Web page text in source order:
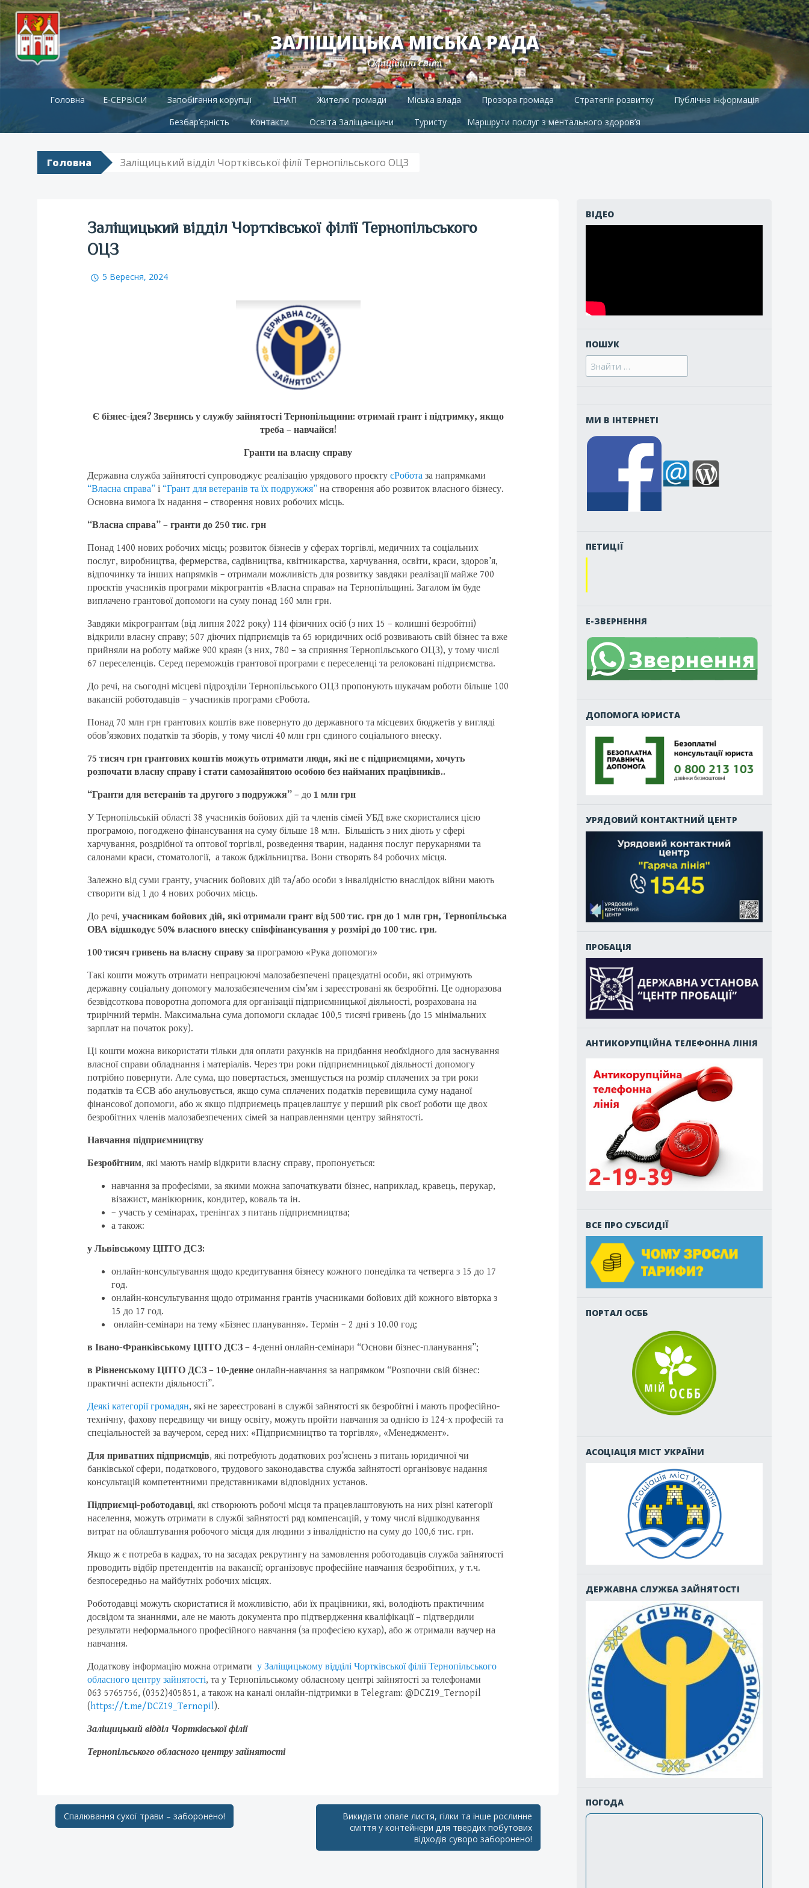
ЗАЛІЩИЦЬКА МІСЬКА РАДА
Офіційний сайт
Головна E-СЕРВІСИ Запобігання корупції ЦНАП Жителю громади Міська влада Прозора громада Стратегія розвитку
Публічна інформація
Безбар’єрність
Контакти Освіта Заліщанщини Туристу Маршрути послуг з ментального здоров’я
Головна Заліщицький відділ Чортківської філії Тернопільського ОЦЗ
Заліщицький відділ Чортківської філії Тернопільського
ОЦЗ
5 Вересня, 2024
Є бізнес-ідея? Звернись у службу зайнятості Тернопільщини: отримай грант і підтримку, якщо
треба – навчайся!
Гранти на власну справу
Державна служба зайнятості супроводжує реалізацію урядового проєкту єРобота за напрямками
“Власна справа” і “Грант для ветеранів та їх подружжя” на створення або розвиток власного бізнесу.
Основна вимога їх надання – створення нових робочих місць.
“Власна справа” – гранти до 250 тис. грн
Понад 1400 нових робочих місць; розвиток бізнесів у сферах торгівлі, медичних та соціальних
послуг, виробництва, фермерства, садівництва, квітникарства, харчування, освіти, краси, здоров’я,
відпочинку та інших напрямків – отримали можливість для розвитку завдяки реалізації майже 700
проєктів учасників програми мікрогрантів «Власна справа» на Тернопільщині. Загалом їм буде
виплачено грантової допомоги на суму понад 160 млн грн.
Завдяки мікрогрантам (від липня 2022 року) 114 фізичних осіб (з них 15 – колишні безробітні)
відкрили власну справу; 507 діючих підприємців та 65 юридичних осіб розвивають свій бізнес та вже
прийняли на роботу майже 900 краян (з них, 780 – за сприяння Тернопільського ОЦЗ), у тому числі
67 переселенців. Серед переможців грантової програми є переселенці та релоковані підприємства.
До речі, на сьогодні місцеві підрозділи Тернопільського ОЦЗ пропонують шукачам роботи більше 100
вакансій роботодавців – учасників програми єРобота.
Понад 70 млн грн грантових коштів вже повернуто до державного та місцевих бюджетів у вигляді
обов’язкових податків та зборів, у тому числі 40 млн грн єдиного соціального внеску.
75 тисяч грн грантових коштів можуть отримати люди, які не є підприємцями, хочуть
розпочати власну справу і стати самозайнятою особою без найманих працівників..
“Гранти для ветеранів та другого з подружжя” – до 1 млн грн
У Тернопільській області 38 учасників бойових дій та членів сімей УБД вже скористалися цією
програмою, погоджено фінансування на суму більше 18 млн. Більшість з них діють у сфері
харчування, роздрібної та оптової торгівлі, розведення тварин, надання послуг перукарнями та
салонами краси, стоматології, а також бджільництва. Вони створять 84 робочих місця.
Залежно від суми гранту, учасник бойових дій та/або особи з інвалідністю внаслідок війни мають
створити від 1 до 4 нових робочих місць.
До речі, учасникам бойових дій, які отримали грант від 500 тис. грн до 1 млн грн, Тернопільська
ОВА відшкодує 50% власного внеску співфінансування у розмірі до 100 тис. грн.
100 тисяч гривень на власну справу за програмою «Рука допомоги»
Такі кошти можуть отримати непрацюючі малозабезпечені працездатні особи, які отримують
державну соціальну допомогу малозабезпеченим сім’ям і зареєстровані як безробітні. Це одноразова
безвідсоткова поворотна допомога для організації підприємницької діяльності, розрахована на
трирічний термін. Максимальна сума допомоги складає 100,5 тисячі гривень (до 15 мінімальних
зарплат на початок року).
Ці кошти можна використати тільки для оплати рахунків на придбання необхідного для заснування
власної справи обладнання і матеріалів. Через три роки підприємницької діяльності допомогу
потрібно повернути. Але сума, що повертається, зменшується на розмір сплачених за три роки
податків та ЄСВ або анульовується, якщо сума сплачених податків перевищила суму наданої
фінансової допомоги, або ж якщо підприємець працевлаштує у перший рік своєї роботи ще двох
безробітних членів малозабезпечених сімей за направленнями центру зайнятості.
Навчання підприємництву
Безробітним, які мають намір відкрити власну справу, пропонується:
навчання за професіями, за якими можна започаткувати бізнес, наприклад, кравець, перукар,
візажист, манікюрник, кондитер, коваль та ін.
– участь у семінарах, тренінгах з питань підприємництва;
а також:
у Львівському ЦПТО ДСЗ:
онлайн-консультування щодо кредитування бізнесу кожного понеділка та четверга з 15 до 17
год.
онлайн-консультування щодо отримання грантів учасниками бойових дій кожного вівторка з
15 до 17 год.
онлайн-семінари на тему «Бізнес планування». Термін – 2 дні з 10.00 год;
в Івано-Франківському ЦПТО ДСЗ – 4-денні онлайн-семінари “Основи бізнес-планування”;
в Рівненському ЦПТО ДСЗ – 10-денне онлайн-навчання за напрямком “Розпочни свій бізнес:
практичні аспекти діяльності”.
Деякі категорії громадян, які не зареєстровані в службі зайнятості як безробітні і мають професійно-
технічну, фахову передвищу чи вищу освіту, можуть пройти навчання за однією із 124-х професій та
спеціальностей за ваучером, серед них: «Підприємництво та торгівля», «Менеджмент».
Для приватних підприємців, які потребують додаткових роз’яснень з питань юридичної чи
банківської сфери, податкового, трудового законодавства служба зайнятості організовує надання
консультацій компетентними представниками відповідних установ.
Підприємці-роботодавці, які створюють робочі місця та працевлаштовують на них різні категорії
населення, можуть отримати в службі зайнятості ряд компенсацій, у тому числі відшкодування
витрат на облаштування робочого місця для людини з інвалідністю на суму до 100,6 тис. грн.
Якщо ж є потреба в кадрах, то на засадах рекрутингу на замовлення роботодавців служба зайнятості
проводить відбір претендентів на вакансії; організовує професійне навчання безробітних, у т.ч.
безпосередньо на майбутніх робочих місцях.
Роботодавці можуть скористатися й можливістю, аби їх працівники, які, володіють практичним
досвідом та знаннями, але не мають документа про підтвердження кваліфікації – підтвердили
результати неформального професійного навчання (за професією кухар), або ж отримали ваучер на
навчання.
Додаткову інформацію можна отримати у Заліщицькому відділі Чортківської філії Тернопільського
обласного центру зайнятості, та у Тернопільському обласному центрі зайнятості за телефонами
063 5765756, (0352)405851, а також на каналі онлайн-підтримки в Telegram: @DCZ19_Ternopil
(https://t.me/DCZ19_Ternopil).
Заліщицький відділ Чортківської філії
Тернопільського обласного центру зайнятості
PostСпалювання сухої трави – заборонено!
Викидати опале листя, гілки та інше рослинне
сміття у контейнери для твердих побутових
відходів суворо заборонено!
ВІДЕО
ПОШУК
Search
for:
МИ В ІНТЕРНЕТІ
ПЕТИЦІЇ
Е-ЗВЕРНЕННЯ
ДОПОМОГА ЮРИСТА
УРЯДОВИЙ КОНТАКТНИЙ ЦЕНТР
ПРОБАЦІЯ
АНТИКОРУПЦІЙНА ТЕЛЕФОННА ЛІНІЯ
ВСЕ ПРО СУБСИДІЇ
ПОРТАЛ ОСББ
АСОЦІАЦІЯ МІСТ УКРАЇНИ
ДЕРЖАВНА СЛУЖБА ЗАЙНЯТОСТІ
ПОГОДА